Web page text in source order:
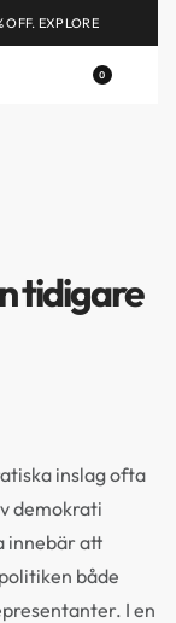
OFF. EXPLORE
0
tidigare
inslag ofta
demokrati
innebär att
både
I en